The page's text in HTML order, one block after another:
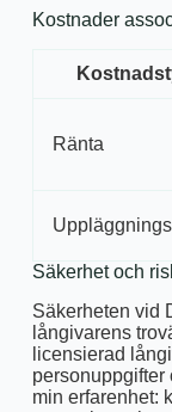
Kostnader
Ränta
Säkerhet och
Säkerheten vid
långivarens
licensierad
personuppgifter
min erfarenhet: